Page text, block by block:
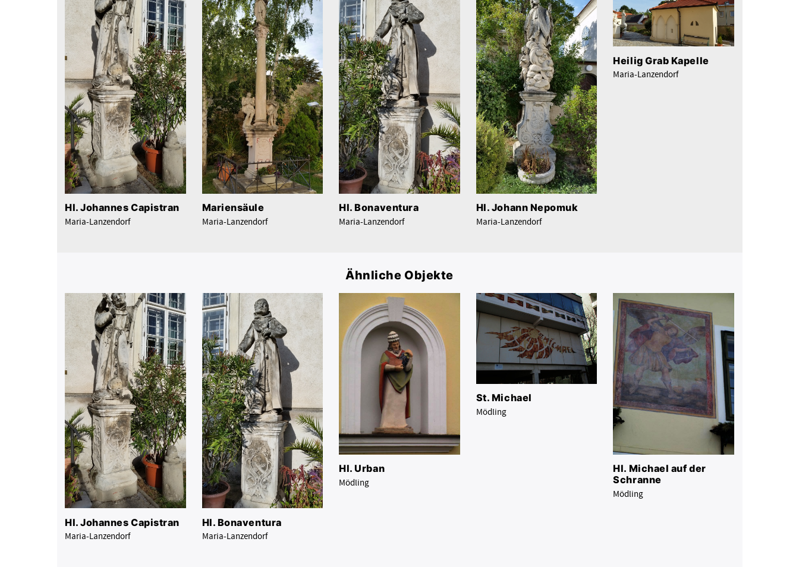
Hl. Johannes Capistran
Maria-Lanzendorf
Mariensäule
Maria-Lanzendorf
Hl. Bonaventura
Maria-Lanzendorf
Hl. Johann Nepomuk
Maria-Lanzendorf
Heilig Grab Kapelle
Maria-Lanzendorf
Ähnliche Objekte
Hl. Johannes Capistran
Maria-Lanzendorf
Hl. Bonaventura
Maria-Lanzendorf
Hl. Urban
Mödling
St. Michael
Mödling
Hl. Michael auf der
Schranne
Mödling